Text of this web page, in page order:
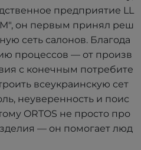
предприятие LL
он первым принял реш
сеть салонов. Благода
процессов — от произв
с конечным потребите
всеукраинскую сет
неуверенность и поис
ORTOS не просто про
— он помогает люд